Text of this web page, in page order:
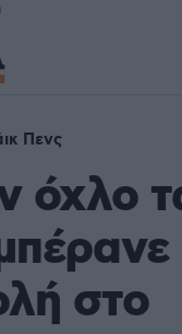
Πενς
όχλο
στο